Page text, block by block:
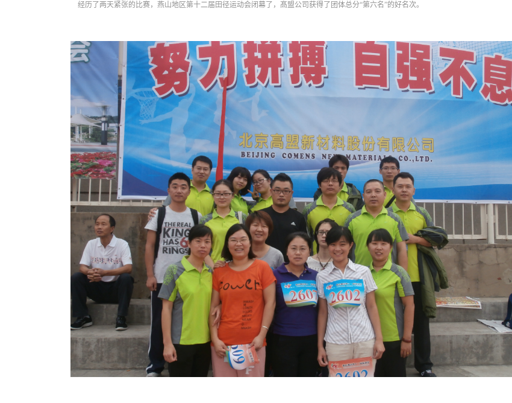
经历了两天紧张的比赛，燕山地区第十二届田径运动会闭幕了，髙盟公司获得了团体总分“第六名”的好名次。